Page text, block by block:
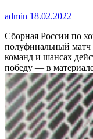
admin 18.02.2022
Cборная России по
полуфинальный
команд и шансах
победу — в